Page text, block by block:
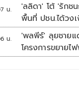
น.
'ลลิดา' โต้ 'รักช
พื้นที่ ปชน.ได้วง
น.
'พลพีร์' ลุยชายแ
โครงการขยายไ
เนิน 350'